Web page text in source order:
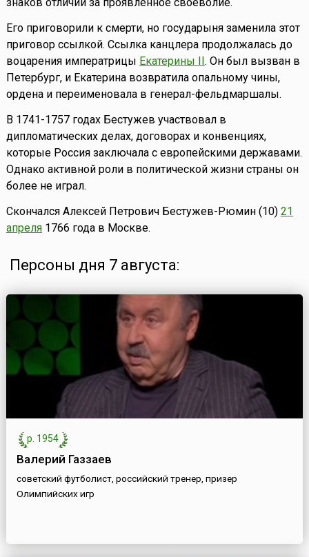
Его приговорили к смерти, но государыня заменила этот
приговор ссылкой. Ссылка канцлера продолжалась до
воцарения императрицы Екатерины II . Он был вызван в
Петербург, и Екатерина возвратила опальному чины,
ордена и переименовала в генерал-фельдмаршалы.
В 1741-1757 годах Бестужев участвовал в
дипломатических делах, договорах и конвенциях,
которые Россия заключала с европейскими державами.
Однако активной роли в политической жизни страны он
более не играл.
Скончался Алексей Петрович Бестужев-Рюмин (10) 21
апреля1766 года в Москве.
Персоны дня 7 августа:
р. 1954
Валерий Газзаев
советский футболист, российский тренер, призер
Олимпийских игр